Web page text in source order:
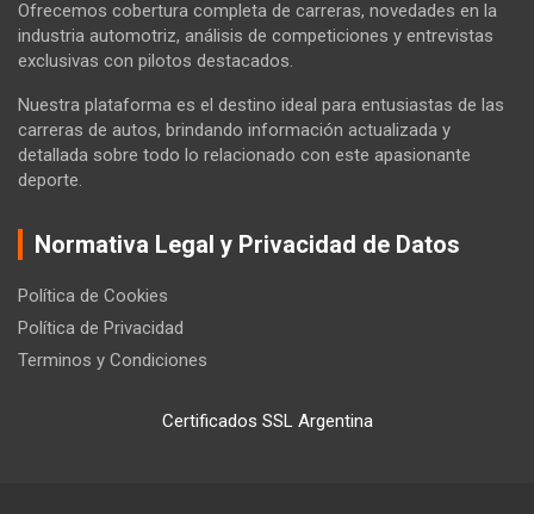
Ofrecemos cobertura completa de carreras, novedades en la
industria automotriz, análisis de competiciones y entrevistas
exclusivas con pilotos destacados.
Nuestra plataforma es el destino ideal para entusiastas de las
carreras de autos, brindando información actualizada y
detallada sobre todo lo relacionado con este apasionante
deporte.
Normativa Legal y Privacidad de Datos
Política de Cookies
Política de Privacidad
Terminos y Condiciones
Certificados SSL Argentina